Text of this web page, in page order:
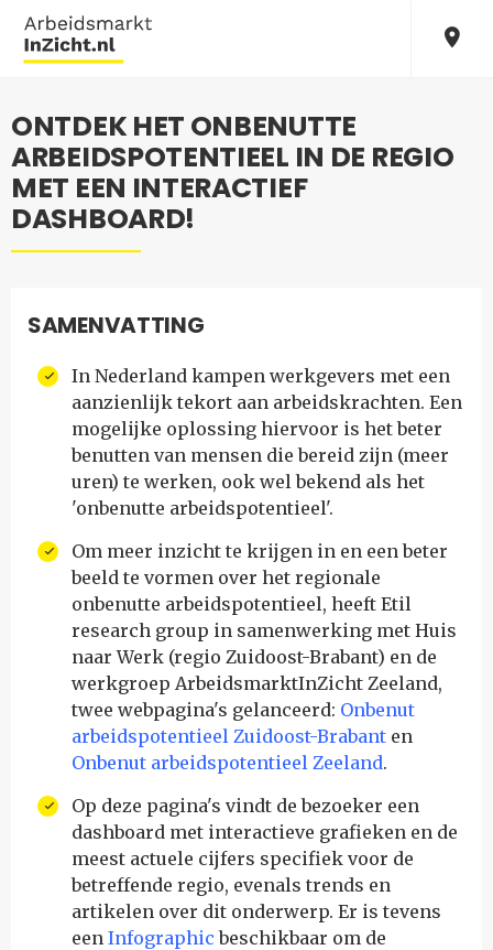
ONTDEK HET ONBENUTTE
ARBEIDSPOTENTIEEL IN DE REGIO
MET EEN INTERACTIEF
DASHBOARD!
SAMENVATTING
In Nederland kampen werkgevers met een
aanzienlijk tekort aan arbeidskrachten. Een
mogelijke oplossing hiervoor is het beter
benutten van mensen die bereid zijn (meer
uren) te werken, ook wel bekend als het
'onbenutte arbeidspotentieel'.
Om meer inzicht te krijgen in en een beter
beeld te vormen over het regionale
onbenutte arbeidspotentieel, heeft Etil
research group in samenwerking met Huis
naar Werk (regio Zuidoost-Brabant) en de
werkgroep ArbeidsmarktInZicht Zeeland,
twee webpagina's gelanceerd: Onbenut
arbeidspotentieel Zuidoost-Brabant en
Onbenut arbeidspotentieel Zeeland.
Op deze pagina's vindt de bezoeker een
dashboard met interactieve grafieken en de
meest actuele cijfers specifiek voor de
betreffende regio, evenals trends en
artikelen over dit onderwerp. Er is tevens
een Infographic beschikbaar om de